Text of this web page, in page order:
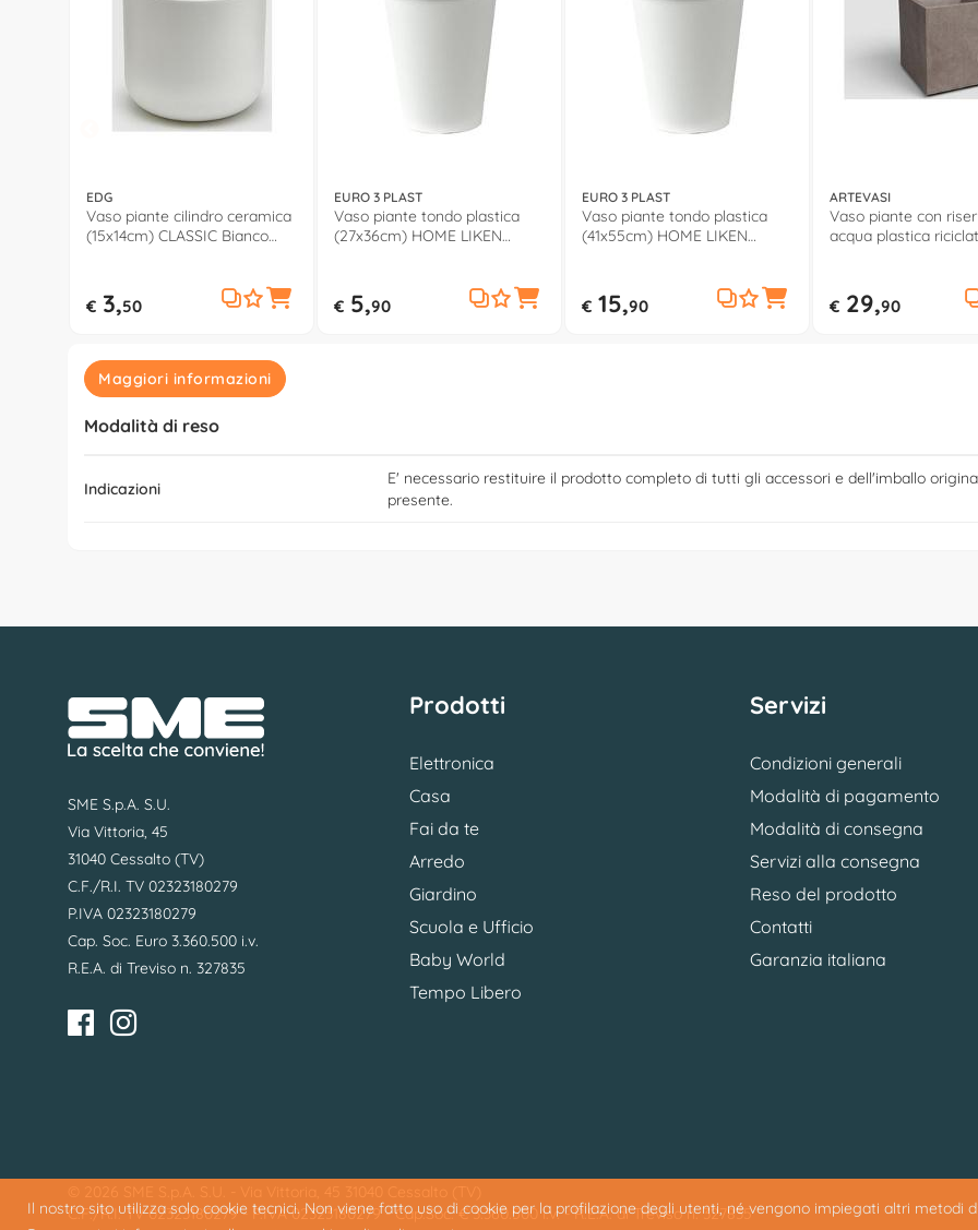
EDG
Vaso piante cilindro ceramica
(15x14cm) CLASSIC Bianco
€ 3,50
EURO 3 PLAST
Vaso piante tondo plastica
(27x36cm) HOME LIKEN
€ 5,90
EURO 3 PLAST
Vaso piante tondo plastica
(41x55cm) HOME LIKEN
€ 15,90
ARTEVASI
Vaso piante con
acqua plastica
€ 29,90
Maggiori informazioni
Modalità di reso
Indicazioni
E' necessario restituire il prodotto completo di tutti gli accessori e dell'imballo
presente.
Il nostro sito utilizza solo cookie tecnici. Non viene fatto uso di cookie per la profilazione degli utenti, né vengono impiegati altri metodi
SME S.p.A. S.U.
Via Vittoria, 45
31040 Cessalto (TV)
C.F./R.I. TV 02323180279
P.IVA 02323180279
Cap. Soc. Euro 3.360.500 i.v.
R.E.A. di Treviso n. 327835
Prodotti
Elettronica
Casa
Fai da te
Arredo
Giardino
Scuola e Ufficio
Baby World
Tempo Libero
Servizi
Condizioni generali
Modalità di pagamento
Modalità di consegna
Servizi alla consegna
Reso del prodotto
Contatti
Garanzia italiana
C.F./R.I. TV 02323180279 - P.IVA 02323180279 - Cap.Soc. € 3.360.500 i.v. - R.E.A. di Treviso n. 327835